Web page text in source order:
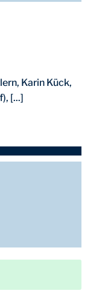
Karin Kück,
[...]